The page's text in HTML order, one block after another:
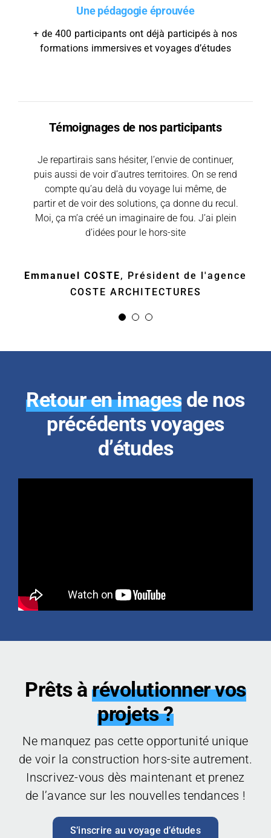
Une pédagogie éprouvée
+ de 400 participants ont déjà participés à nos
formations immersives et voyages d’études
Témoignages de nos participants
Je repartirais sans hésiter, l’envie de continuer,
puis aussi de voir d’autres territoires. On se rend
compte qu’au delà du voyage lui même, de
partir et de voir des solutions, ça donne du recul.
Moi, ça m’a créé un imaginaire de fou. J’ai plein
d’idées pour le hors-site
Emmanuel COSTE,
Président de l'agence
COSTE ARCHITECTURES
Le fait de pouvoir s’immerger dans un
environnement différent avec des passionnés du
domaine de la construction hors site sur
plusieurs jours est suffisamment rare dans nos
agendas chargés pour faire de cette formation
une respiration constructive.
Bernard VOISIN
Président/co-fondateur
de NEOLIFE
Tous les voyages sont à faire mais celui là en
particulier […] Il y a une super sélection
d’intervenants, j’ai déjà vu plein d’usines et celle
là, franchement, c’est quelque chose à faire.
Retour en imagesde nos
précédents voyages
d’études
Prêts àrévolutionner vos
projets ?
Ne manquez pas cette opportunité unique
de voir la construction hors-site autrement.
Inscrivez-vous dès maintenant et prenez
de l’avance sur les nouvelles tendances !
S’inscrire au voyage d’études